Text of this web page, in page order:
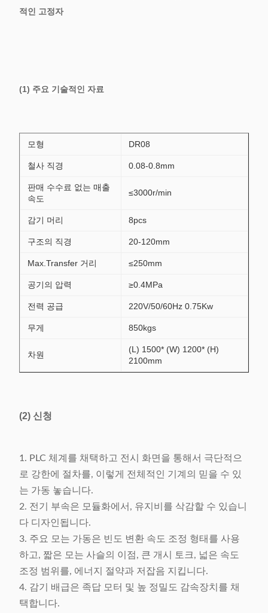
적인 고정자
(1) 주요 기술적인 자료
모형 DR08
철사 직경 0.08-0.8mm
판매 수수료 없는 매출
속도
≤3000r/min
감기 머리 8pcs
구조의 직경 20-120mm
Max.Transfer 거리 ≤250mm
공기의 압력 ≥0.4MPa
전력 공급 220V/50/60Hz 0.75Kw
무게 850kgs
차원
(L) 1500* (W) 1200* (H)
2100mm
(2) 신청
1. PLC 체계를 채택하고 전시 화면을 통해서 극단적으
로 강한에 절차를, 이렇게 전체적인 기계의 믿을 수 있
는 가동 놓습니다.
2. 전기 부속은 모듈화에서, 유지비를 삭감할 수 있습니
다 디자인됩니다.
3. 주요 모는 가동은 빈도 변환 속도 조정 형태를 사용
하고, 짧은 모는 사슬의 이점, 큰 개시 토크, 넓은 속도
조정 범위를, 에너지 절약과 저잡음 지킵니다.
4. 감기 배급은 족답 모터 및 높 정밀도 감속장치를 채
택합니다.